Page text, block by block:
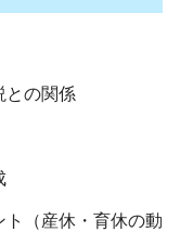
との関係
（産休・育休の動